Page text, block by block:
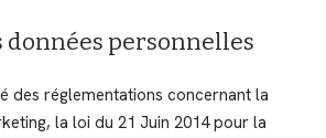
données personnelles
des réglementations concernant la
la loi du 21 Juin 2014 pour la